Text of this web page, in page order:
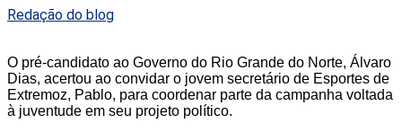
Redação do blog
O pré-candidato ao Governo do Rio Grande do Norte, Álvaro
Dias, acertou ao convidar o jovem secretário de Esportes de
Extremoz, Pablo, para coordenar parte da campanha voltada
à juventude em seu projeto político.